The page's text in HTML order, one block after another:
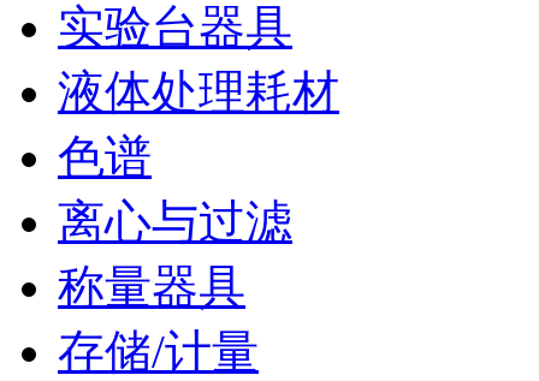
实验台器具
液体处理耗材
色谱
离心与过滤
称量器具
存储/计量